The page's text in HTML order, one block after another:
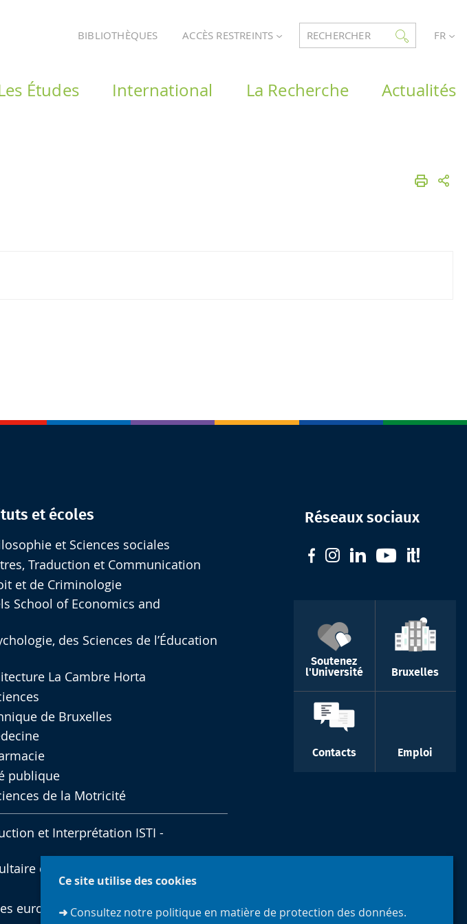
Ce site utilise des cookies
➜ Consultez notre politique en matière de protection des données.
BIBLIOTHÈQUES ACCÈS RESTREINTS RECHERCHER FR
Études International La Recherche Actualités
et écoles
et Sciences sociales
Traduction et Communication
et de Criminologie
School of Economics and
des Sciences de l’Éducation
La Cambre Horta
de Bruxelles
publique
de la Motricité
et Interprétation ISTI -
de bioingénieurs
européennes
Réseaux sociaux
Soutenez
l'Université
Bruxelles
Contacts Emploi